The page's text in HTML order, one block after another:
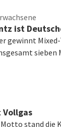
ist
gewinnt
sieben
stand die